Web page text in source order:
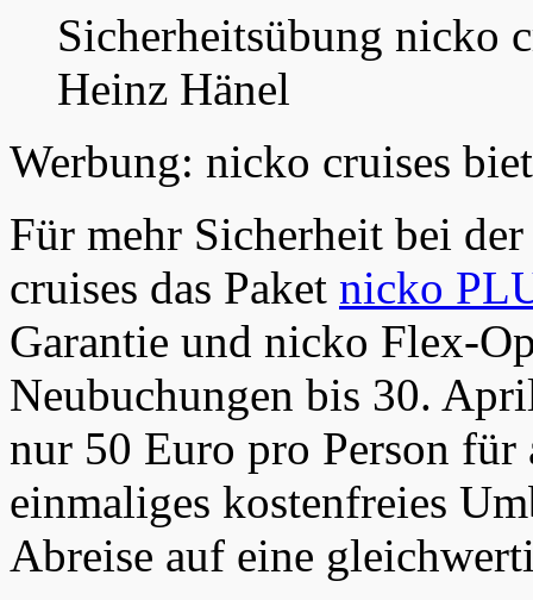
Sicherheitsübung nicko
Heinz Hänel
Werbung: nicko cruises
Für mehr Sicherheit bei
cruises das Paket nicko
Garantie und nicko Flex-
Neubuchungen bis 30.
nur 50 Euro pro Person
einmaliges kostenfreies
Abreise auf eine